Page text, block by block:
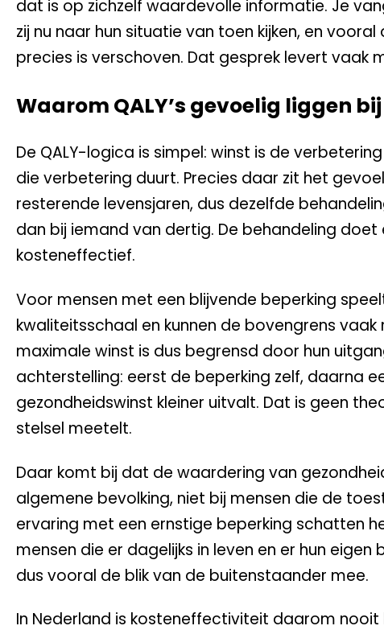
dat is op zichzelf waardevolle informatie. Je
zij nu naar hun situatie van toen kijken, en
precies is verschoven. Dat gesprek levert vaak
Waarom QALY’s gevoelig liggen
De QALY-logica is simpel: winst is de
die verbetering duurt. Precies daar zit het
resterende levensjaren, dus dezelfde
dan bij iemand van dertig. De behandeling
kosteneffectief.
Voor mensen met een blijvende beperking
kwaliteitsschaal en kunnen de bovengrens
maximale winst is dus begrensd door hun
achterstelling: eerst de beperking zelf, daarna
gezondheidswinst kleiner uitvalt. Dat is geen
stelsel meetelt.
Daar komt bij dat de waardering van
algemene bevolking, niet bij mensen die de
ervaring met een ernstige beperking schatten
mensen die er dagelijks in leven en er hun
dus vooral de blik van de buitenstaander mee.
In Nederland is kosteneffectiviteit daarom